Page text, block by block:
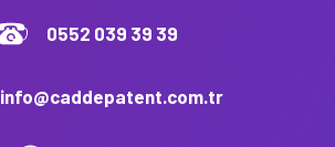
0552 039 39 39
info@caddepatent.com.tr